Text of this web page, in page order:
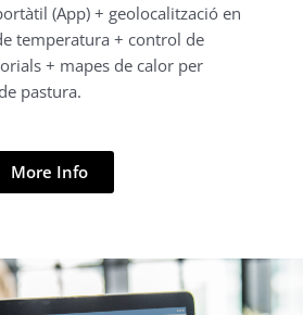
(App) + geolocalització en
temperatura + control de
+ mapes de calor per
pastura.
More Info